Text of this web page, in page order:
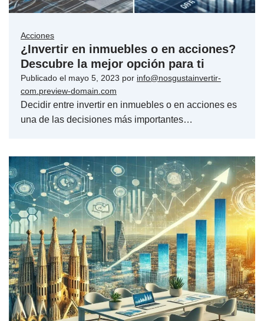
Acciones
¿Invertir en inmuebles o en acciones?
Descubre la mejor opción para ti
Publicado el mayo 5, 2023 por info@nosgustainvertir-
com.preview-domain.com
Decidir entre invertir en inmuebles o en acciones es
una de las decisiones más importantes…